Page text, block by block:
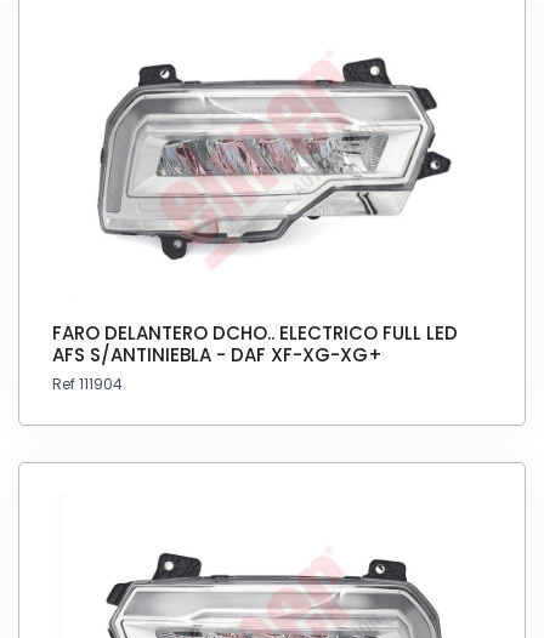
FARO DELANTERO DCHO.. ELECTRICO FULL LED
AFS S/ANTINIEBLA - DAF XF-XG-XG+
Ref 111904